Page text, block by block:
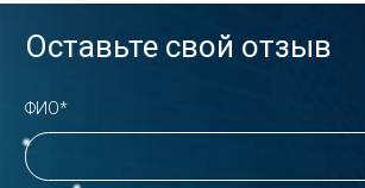
Оставьте свой отзыв
ФИО*